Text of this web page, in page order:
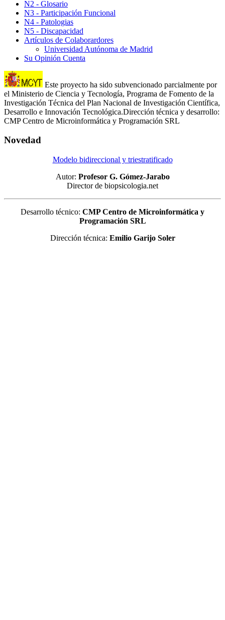
N2 - Glosario
N3 - Participación Funcional
N4 - Patologias
N5 - Discapacidad
Artículos de Colaborardores
Universidad Autónoma de Madrid
Su Opinión Cuenta
Este proyecto ha sido subvencionado parcialmente por
el Ministerio de Ciencia y Tecnología, Programa de Fomento de la
Investigación Técnica del Plan Nacional de Investigación Científica,
Desarrollo e Innovación Tecnológica.Dirección técnica y desarrollo:
CMP Centro de Microinformática y Programación SRL
Novedad
Modelo bidireccional y triestratificado
Autor: Profesor G. Gómez-Jarabo
Director de biopsicologia.net
Desarrollo técnico: CMP Centro de Microinformática y
Programación SRL
Dirección técnica: Emilio Garijo Soler